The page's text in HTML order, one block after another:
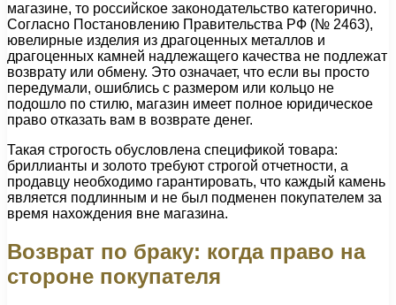
магазине, то российское законодательство категорично.
Согласно Постановлению Правительства РФ (№ 2463),
ювелирные изделия из драгоценных металлов и
драгоценных камней надлежащего качества не подлежат
возврату или обмену. Это означает, что если вы просто
передумали, ошиблись с размером или кольцо не
подошло по стилю, магазин имеет полное юридическое
право отказать вам в возврате денег.
Такая строгость обусловлена спецификой товара:
бриллианты и золото требуют строгой отчетности, а
продавцу необходимо гарантировать, что каждый камень
является подлинным и не был подменен покупателем за
время нахождения вне магазина.
Возврат по браку: когда право на
стороне покупателя